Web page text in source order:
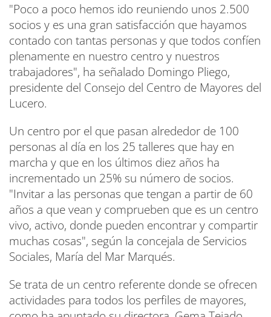
"Poco a poco hemos ido reuniendo unos 2.500
socios y es una gran satisfacción que hayamos
contado con tantas personas y que todos confíen
plenamente en nuestro centro y nuestros
trabajadores", ha señalado Domingo Pliego,
presidente del Consejo del Centro de Mayores del
Lucero.
Un centro por el que pasan alrededor de 100
personas al día en los 25 talleres que hay en
marcha y que en los últimos diez años ha
incrementado un 25% su número de socios.
"Invitar a las personas que tengan a partir de 60
años a que vean y comprueben que es un centro
vivo, activo, donde pueden encontrar y compartir
muchas cosas", según la concejala de Servicios
Sociales, María del Mar Marqués.
Se trata de un centro referente donde se ofrecen
actividades para todos los perfiles de mayores,